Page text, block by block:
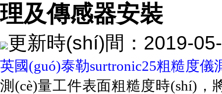
理及傳感器安裝
更新時(shí)間：
英國(guó)泰勒surtronic25粗糙度儀
測(cè)量工件表面粗糙度時(shí)